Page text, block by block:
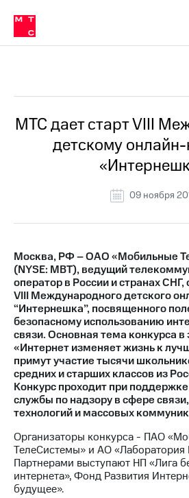
Медиа-центр
и акционерам
Устойчивое развитие
Комплаенс и деловая этика
компании
Карьера
История
компании
Руководство
информация
Контакты
Медиа-центр
Пресс-
релизы
МТС
о технологиях
Достижения
Интервью
Финансовая
отчетность
Контакты
Новости
в МТС
Пресс-
релизы
о технологиях
МТС дает старт VIII
детскому
09 ноября
Москва, РФ – ОАО «Мобильные
(NYSE: MBT), ведущий
оператор в России и странах СНГ,
VIII Международного детского
“Интернешка”, посвященного
безопасному использованию
связи. Основная тема конкурса в
«Интернет изменяет жизнь к
примут участие тысячи
средних и старших классов из
Конкурс проходит при
службы по надзору в сфере
технологий и массовых
Организаторы конкурса - ПАО
ТелеСистемы» и АО «Лаборатория
Партнерами выступают НП «Лига
интернета», Фонд Развития
будущее».